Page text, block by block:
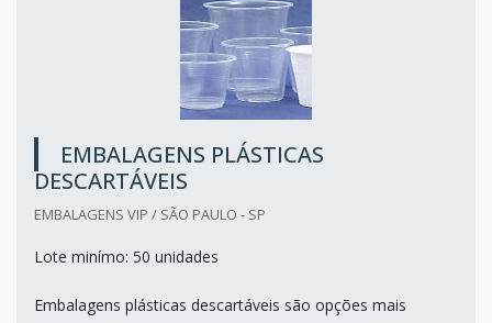
EMBALAGENS PLÁSTICAS
DESCARTÁVEIS
EMBALAGENS VIP / SÃO PAULO - SP
Lote minímo: 50 unidades
Embalagens plásticas descartáveis são opções mais